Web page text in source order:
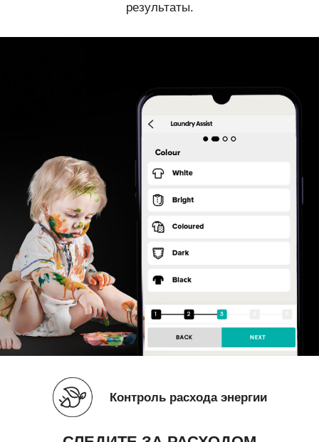
результаты.
Контроль расхода энергии